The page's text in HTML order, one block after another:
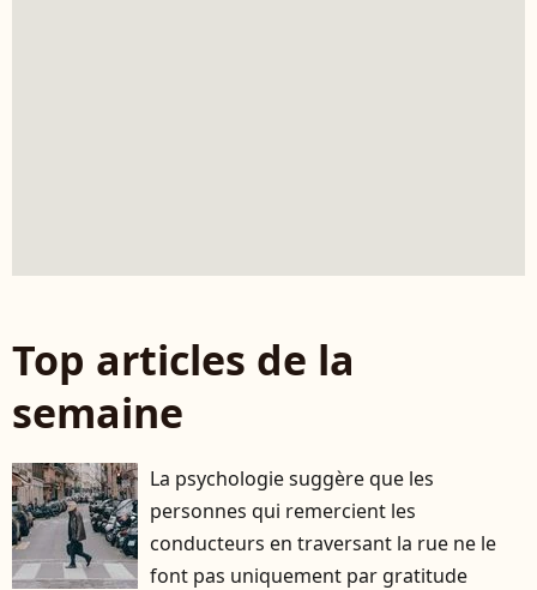
Top articles de la
semaine
La psychologie suggère que les
personnes qui remercient les
conducteurs en traversant la rue ne le
font pas uniquement par gratitude